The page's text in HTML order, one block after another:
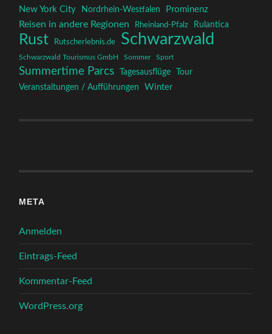
New York City Nordrhein-Westfalen Prominenz
Reisen in andere Regionen Rheinland-Pfalz Rulantica
Rust Rutscherlebnis.de Schwarzwald
Schwarzwald Tourismus GmbH Sommer Sport
Summertime Parcs Tagesausflüge
Tour
Veranstaltungen / Aufführungen
Winter
META
Anmelden
Eintrags-Feed
Kommentar-Feed
WordPress.org